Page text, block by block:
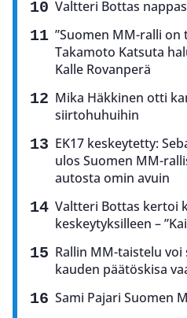
Valtteri Bottas
”Suomen MM-ralli
Takamoto Katsuta
Kalle Rovanperä
Mika Häkkinen otti
siirtohuhuihin
EK17 keskeytetty:
ulos Suomen MM-
autosta omin avuin
Valtteri Bottas kertoi
keskeytyksilleen –
Rallin MM-taistelu voi
kauden päätöskisa
Sami Pajari Suomen